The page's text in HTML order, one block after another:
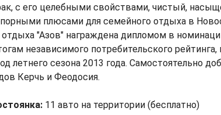
с его целебными свойствами, чистый,
плюсами для семейного отдыха в
отдыха "Азов" награждена дипломом в
независимого потребительского
летнего сезона 2013 года. Самостоятельно
Керчь и Феодосия.
11 авто на территории (бесплатно)